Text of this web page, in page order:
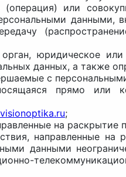
или
данными,
юридическое
данных, а также
с
прямо или
;
на
направленные
данными